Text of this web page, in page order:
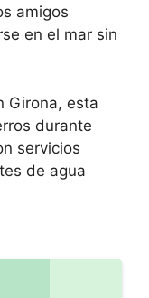
amigos
en el mar sin
Girona, esta
durante
servicios
de agua